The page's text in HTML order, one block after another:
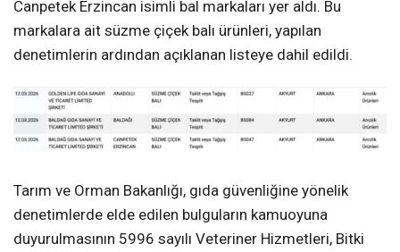
Canpetek Erzincan isimli bal markaları yer aldı. Bu
markalara ait süzme çiçek balı ürünleri, yapılan
denetimlerin ardından açıklanan listeye dahil edildi.
Tarım ve Orman Bakanlığı, gıda güvenliğine yönelik
denetimlerde elde edilen bulguların kamuoyuna
duyurulmasının 5996 sayılı Veteriner Hizmetleri, Bitki